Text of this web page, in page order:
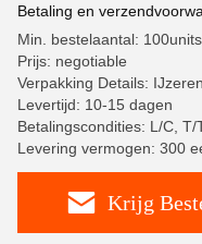
Betaling en
Min. bestelaantal: 100units
Prijs: negotiable
Verpakking Details:
Levertijd: 10-15 dagen
Betalingscondities: L/C, T/
Levering vermogen: 300
Krijg